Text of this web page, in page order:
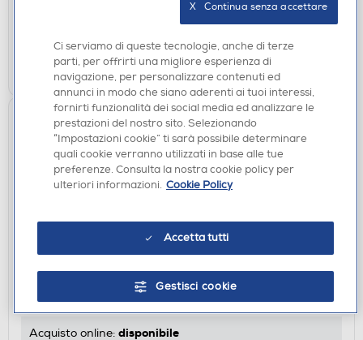
Ritiro in negozio in 30' gratuito:verifica
AGGIUNGI
CUSTODIE
SBS - TECOVVANIP1361P-Rosa
€ 19,90
Acquisto online: disponibile
Ci serviamo di queste tecnologie, anche di terze
parti, per offrirti una migliore esperienza di
navigazione, per personalizzare contenuti ed
annunci in modo che siano aderenti ai tuoi interessi,
fornirti funzionalità dei social media ed analizzare le
prestazioni del nostro sito. Selezionando
“Impostazioni cookie” ti sarà possibile determinare
quali cookie verranno utilizzati in base alle tue
preferenze. Consulta la nostra cookie policy per
ulteriori informazioni. Cookie Policy
Accetta tutti
Gestisci cookie
X   Continua senza accettare